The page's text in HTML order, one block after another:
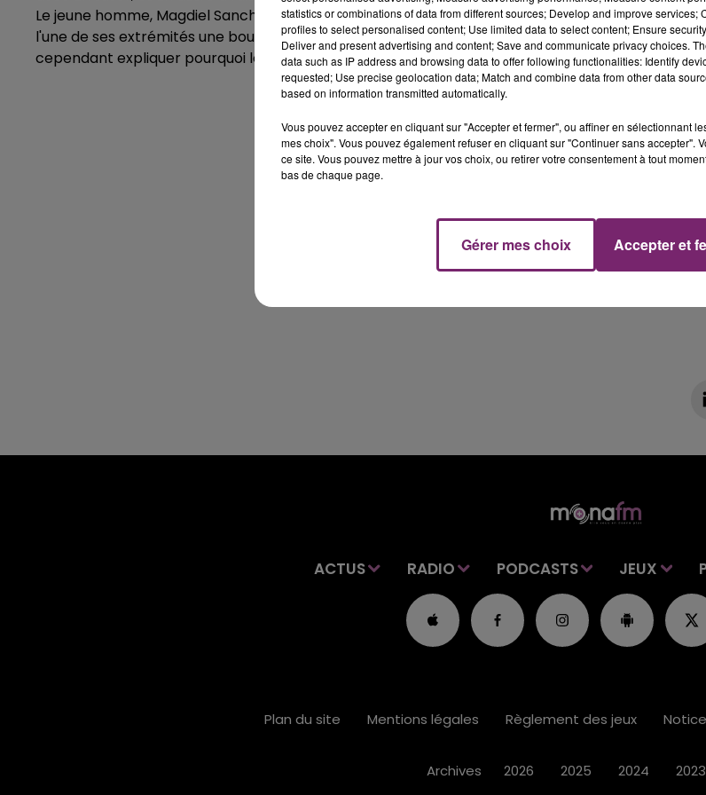
Le jeune homme, Magdiel Sanchez, tenait dans une main une tige métallique de 60 centimètres
l'une de ses extrémités une boucle en cuir. La police a assuré avoir cru qu'il s'agissait d'une
cependant expliquer pourquoi les deux policiers lui avaient tiré dessus avec deux armes
ACTUS RADIO PODCASTS JEUX
Plan du site Mentions légales Règlement des jeux
Archives 2026 2025 2024 2023
statistics or combinations of data from different sources; Develop and improve services;
profiles to select personalised content; Use limited data to select content; Ensure
Deliver and present advertising and content; Save and communicate privacy choices.
data such as IP address and browsing data to offer following functionalities: Identify
requested; Use precise geolocation data; Match and combine data from other data
based on information transmitted automatically.
Vous pouvez accepter en cliquant sur "Accepter et fermer", ou affiner en sélectionnant
mes choix". Vous pouvez également refuser en cliquant sur "Continuer sans accepter".
ce site. Vous pouvez mettre à jour vos choix, ou retirer votre consentement à tout
bas de chaque page.
Gérer mes choix Accepter et